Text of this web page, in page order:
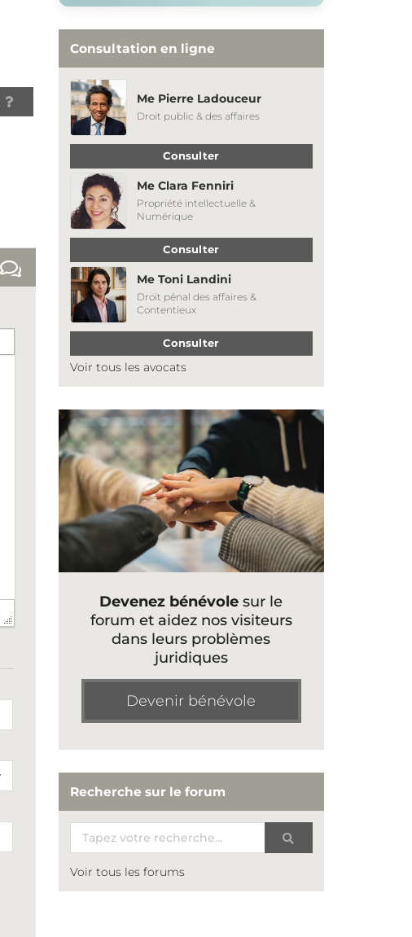
Consultation en ligne
Me Pierre Ladouceur
Droit public & des affaires
Consulter
Me Clara Fenniri
Propriété intellectuelle &
Numérique
Consulter
Me Toni Landini
Droit pénal des affaires &
Contentieux
Consulter
Voir tous les avocats
Devenez bénévole sur le
forum et aidez nos visiteurs
dans leurs problèmes
juridiques
Devenir bénévole
Recherche sur le forum
Voir tous les forums